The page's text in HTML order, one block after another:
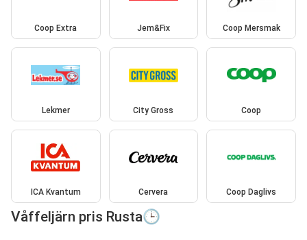
Coop Extra Jem&Fix Coop Mersmak
Lekmer City Gross Coop
ICA Kvantum Cervera Coop Daglivs
Våffeljärn pris Rusta🕒